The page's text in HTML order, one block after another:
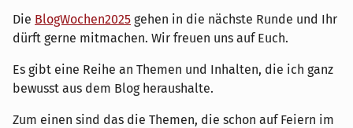
Die BlogWochen2025 gehen in die nächste Runde und Ihr
dürft gerne mitmachen. Wir freuen uns auf Euch.
Es gibt eine Reihe an Themen und Inhalten, die ich ganz
bewusst aus dem Blog heraushalte.
Zum einen sind das die Themen, die schon auf Feiern im